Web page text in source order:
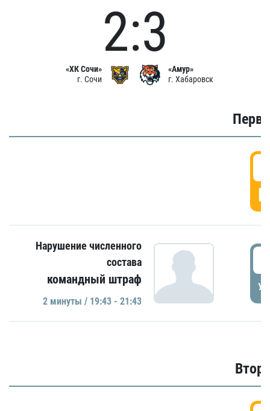
«ХК Сочи»
г. Сочи
2:3
«Амур»
г. Хабаровск
Нарушение численного
состава
командный штраф
2 минуты / 19:43 - 21:43